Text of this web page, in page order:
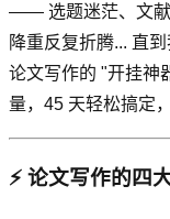
—— 选题迷茫、文献
降重反复折腾... 直
论文写作的 "开挂神
量，45 天轻松搞定
⚡ 论文写作的四